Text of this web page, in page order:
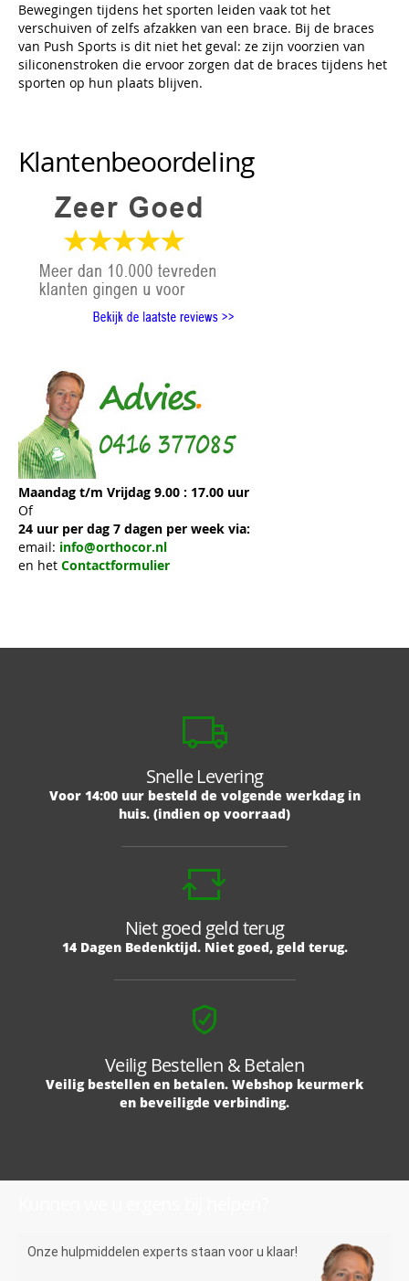
Bewegingen tijdens het sporten leiden vaak tot het
verschuiven of zelfs afzakken van een brace. Bij de braces
van Push Sports is dit niet het geval: ze zijn voorzien van
siliconenstroken die ervoor zorgen dat de braces tijdens het
sporten op hun plaats blijven.
Klantenbeoordeling
Maandag t/m Vrijdag 9.00 : 17.00 uur
Of
24 uur per dag 7 dagen per week via:
email: info@orthocor.nl
en het Contactformulier
Snelle Levering
Voor 14:00 uur besteld de volgende werkdag in
huis. (indien op voorraad)
Niet goed geld terug
14 Dagen Bedenktijd. Niet goed, geld terug.
Veilig Bestellen & Betalen
Veilig bestellen en betalen. Webshop keurmerk
en beveiligde verbinding.
Onze hulpmiddelen experts staan voor u klaar!